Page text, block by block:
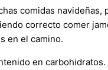
comidas
correcto comer
en el camino.
en